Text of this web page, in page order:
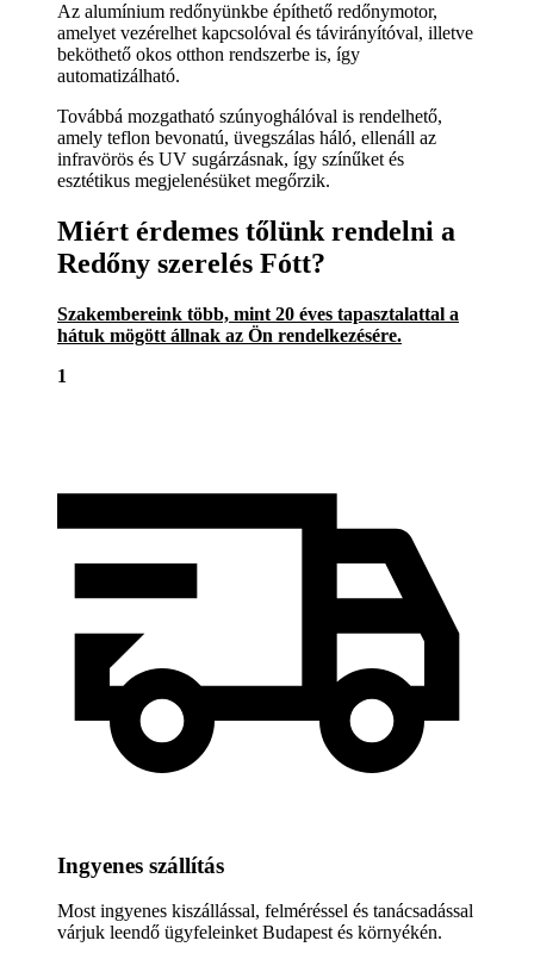
Az alumínium redőnyünkbe építhető redőnymotor,
amelyet vezérelhet kapcsolóval és távirányítóval, illetve
beköthető okos otthon rendszerbe is, így
automatizálható.
Továbbá mozgatható szúnyoghálóval is rendelhető,
amely teflon bevonatú, üvegszálas háló, ellenáll az
infravörös és UV sugárzásnak, így színűket és
esztétikus megjelenésüket megőrzik.
Miért érdemes tőlünk rendelni a
Redőny szerelés Fótt?
Szakembereink több, mint 20 éves tapasztalattal a
hátuk mögött állnak az Ön rendelkezésére.
1
Ingyenes szállítás
Most ingyenes kiszállással, felméréssel és tanácsadással
várjuk leendő ügyfeleinket Budapest és környékén.